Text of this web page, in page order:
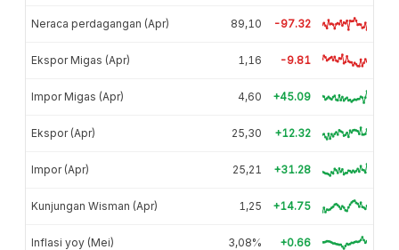
Neraca perdagangan (Apr) 89,10 -97.32
Ekspor Migas (Apr) 1,16 -9.81
Impor Migas (Apr) 4,60 +45.09
Ekspor (Apr) 25,30 +12.32
Impor (Apr) 25,21 +31.28
Kunjungan Wisman (Apr) 1,25 +14.75
Inflasi yoy (Mei) 3,08% +0.66